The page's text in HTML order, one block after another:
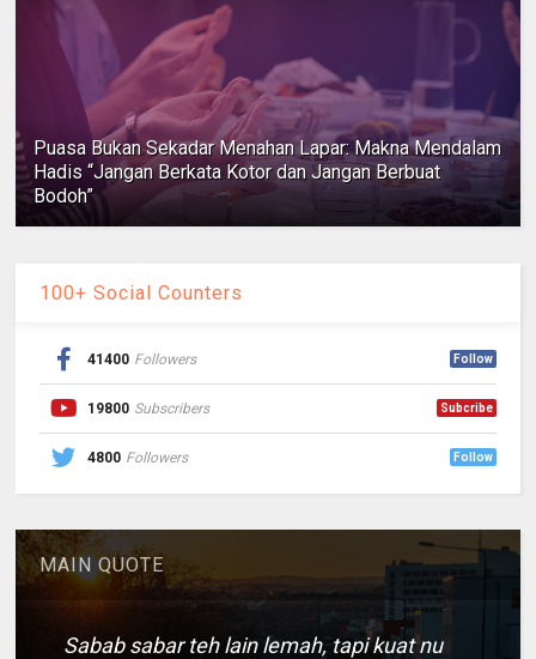
Puasa Bukan Sekadar Menahan Lapar: Makna Mendalam
Hadis “Jangan Berkata Kotor dan Jangan Berbuat
Bodoh”
100+ Social Counters
41400 Followers Follow
19800 Subscribers Subcribe
4800 Followers Follow
MAIN QUOTE
Sabab sabar teh lain lemah, tapi kuat nu